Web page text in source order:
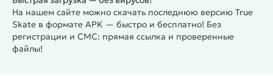
недостатки. Основной - управление, уж очень оно
инновационно и непривычно, что может
оттолкнуть потенциальных пользователей. Хотя
если немного углубится, то реализовать другое
На нашем сайте можно скачать последнюю версию True
Skate в формате APK — быстро и бесплатно! Без
регистрации и СМС: прямая ссылка и проверенные
файлы!